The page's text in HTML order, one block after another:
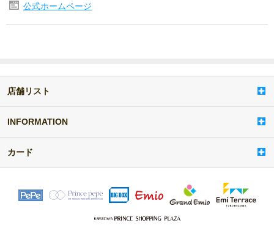
公式ホームページ
店舗リスト
a
d
d
e
INFORMATION
カード